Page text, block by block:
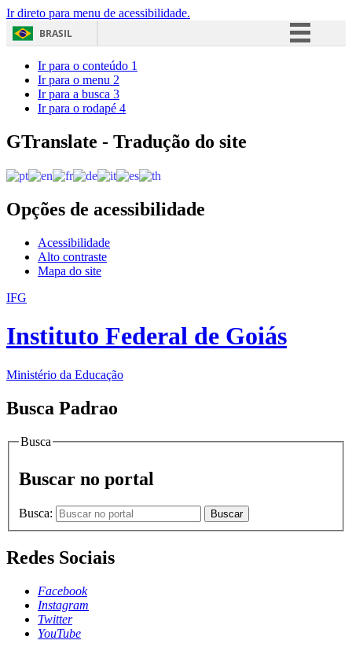
Ir direto para menu de acessibilidade.
BRASIL
Acesso à informação
Ir para o conteúdo 1
Ir para o menu 2
Ir para a busca 3
Ir para o rodapé 4
GTranslate - Tradução do site
Opções de acessibilidade
Acessibilidade
Alto contraste
Mapa do site
IFG
Instituto Federal de Goiás
Ministério da Educação
Busca Padrao
Busca
Buscar no portal
Busca: Buscar
Redes Sociais
Facebook
Instagram
Twitter
YouTube